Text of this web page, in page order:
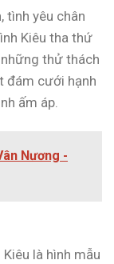
tình yêu chân
Kiêu tha thứ
thử thách
đám cưới hạnh
ấm áp.
Nương -
Kiêu là hình mẫu